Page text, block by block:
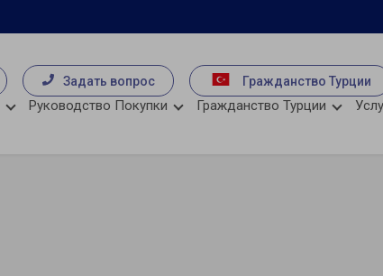
Задать вопрос Гражданство Турции
Руководство Покупки Гражданство Турции